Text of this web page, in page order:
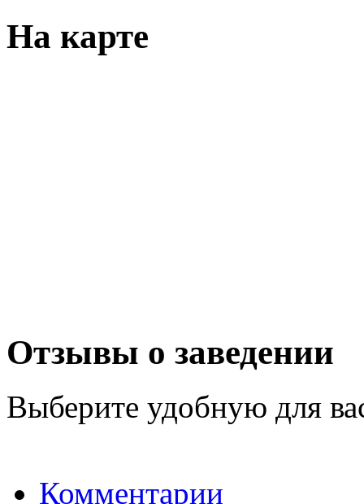
На карте
Отзывы о заведении
Выберите удобную для
Комментарии